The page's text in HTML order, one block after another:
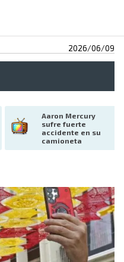
2026/06/09
Aaron Mercury
sufre fuerte
accidente en su
camioneta